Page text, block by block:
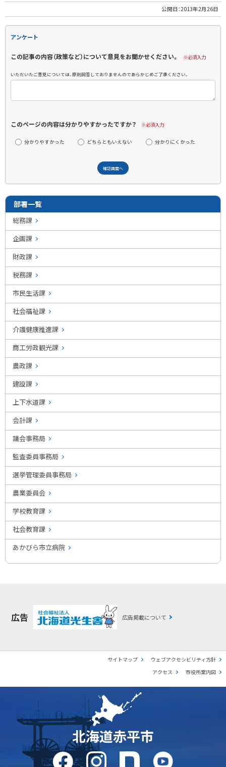
公開日：2013年2月26日
アンケート
この記事の内容（政策など）について意見をお聞かせください。 ※必須入力
いただいたご意見については、原則回答しておりませんのであらかじめご了承ください。
このページの内容は分かりやすかったですか？ ※必須入力
分かりやすかった どちらともいえない 分かりにくかった
部署一覧
総務課
企画課
財政課
税務課
市民生活課
社会福祉課
介護健康推進課
商工労政観光課
農政課
建設課
上下水道課
会計課
議会事務局
監査委員事務局
選挙管理委員事務局
農業委員会
学校教育課
社会教育課
あかびら市立病院
広告 広告掲載について
サイトマップ
ウェブアクセシビリティ方針
アクセス
市役所案内図
北海道赤平市